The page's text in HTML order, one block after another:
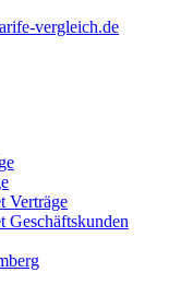
vergleich.de
Verträge
Geschäftskunden